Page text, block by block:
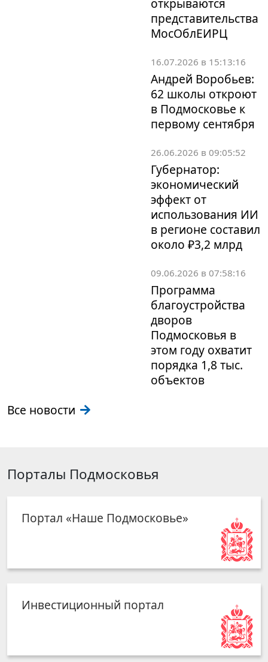
представительства
МосОблЕИРЦ
16.07.2026 в 15:13:16
Андрей Воробьев:
62 школы откроют
в Подмосковье к
первому сентября
26.06.2026 в 09:05:52
Губернатор:
экономический
эффект от
использования ИИ
в регионе составил
около ₽3,2 млрд
09.06.2026 в 07:58:16
Программа
благоустройства
дворов
Подмосковья в
этом году охватит
порядка 1,8 тыс.
объектов
Все новости
Порталы Подмосковья
Портал «Наше Подмосковье»
Инвестиционный портал